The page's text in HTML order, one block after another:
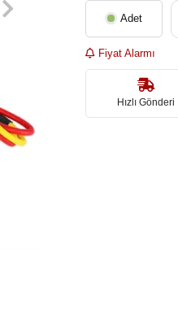
Adet
Fiyat Alarmı
Hızlı Gönderi